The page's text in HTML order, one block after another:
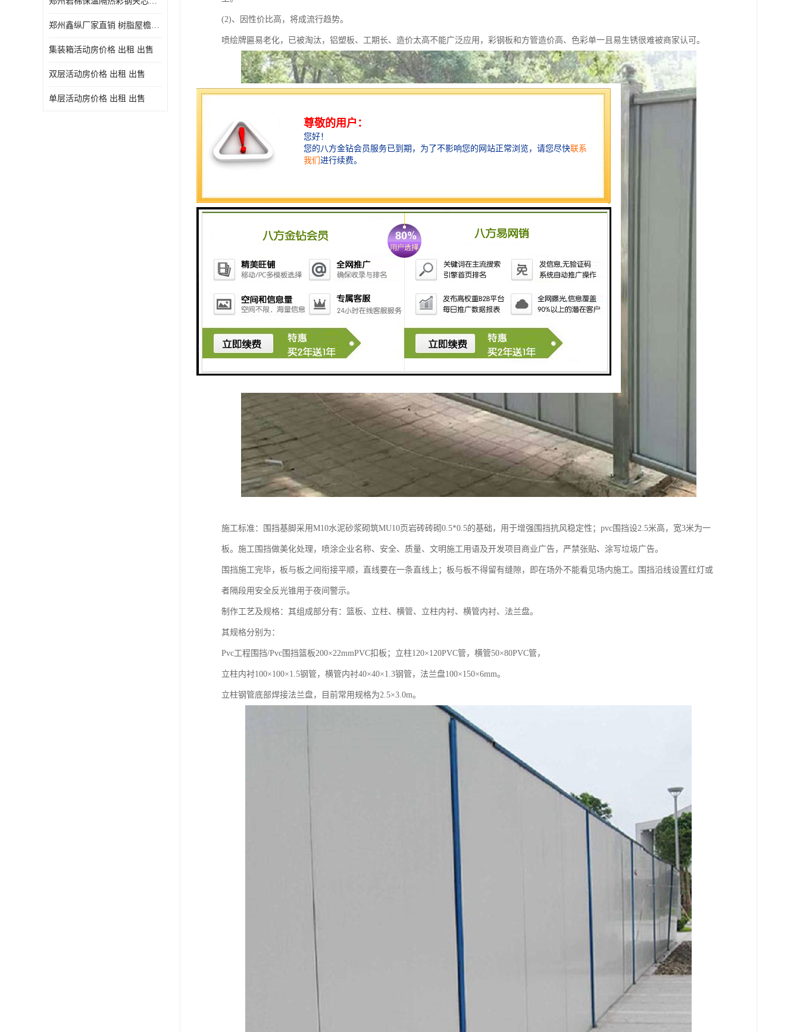
郑州鑫纵厂家直销 树脂屋檐装饰塑料琉璃瓦片 中式仿古瓦的特点 价格
集装箱活动房价格 出租 出售
双层活动房价格 出租 出售
单层活动房价格 出租 出售
(2)、因性价比高，将成流行趋势。
喷绘牌匾易老化，已被淘汰，铝塑板、工期长、造价太高不能广泛应用，彩钢板和方管造价高、色彩单一且易生锈很难被商家认可。
施工标准：围挡基脚采用M10水泥砂浆砌筑MU10页岩砖砖砌0.5*0.5的基础，用于增强围挡抗风稳定性；pvc围挡设2.5米高，宽3米为一
板。施工围挡做美化处理，喷涂企业名称、安全、质量、文明施工用语及开发项目商业广告，严禁张贴、涂写垃圾广告。
围挡施工完毕，板与板之间衔接平顺，直线要在一条直线上；板与板不得留有缝隙，即在场外不能看见场内施工。围挡沿线设置红灯或
者隔段用安全反光锥用于夜间警示。
制作工艺及规格：其组成部分有：篮板、立柱、横管、立柱内衬、横管内衬、法兰盘。
其规格分别为：
Pvc工程围挡/Pvc围挡篮板200×22mmPVC扣板；立柱120×120PVC管，横管50×80PVC管，
立柱内衬100×100×1.5钢管，横管内衬40×40×1.3钢管，法兰盘100×150×6mm。
立柱钢管底部焊接法兰盘，目前常用规格为2.5×3.0m。